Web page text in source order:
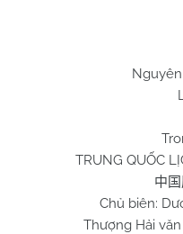
Huỳnh
Quy
TRUNG QUỐC
中
Chủ biên:
Thượng Hải